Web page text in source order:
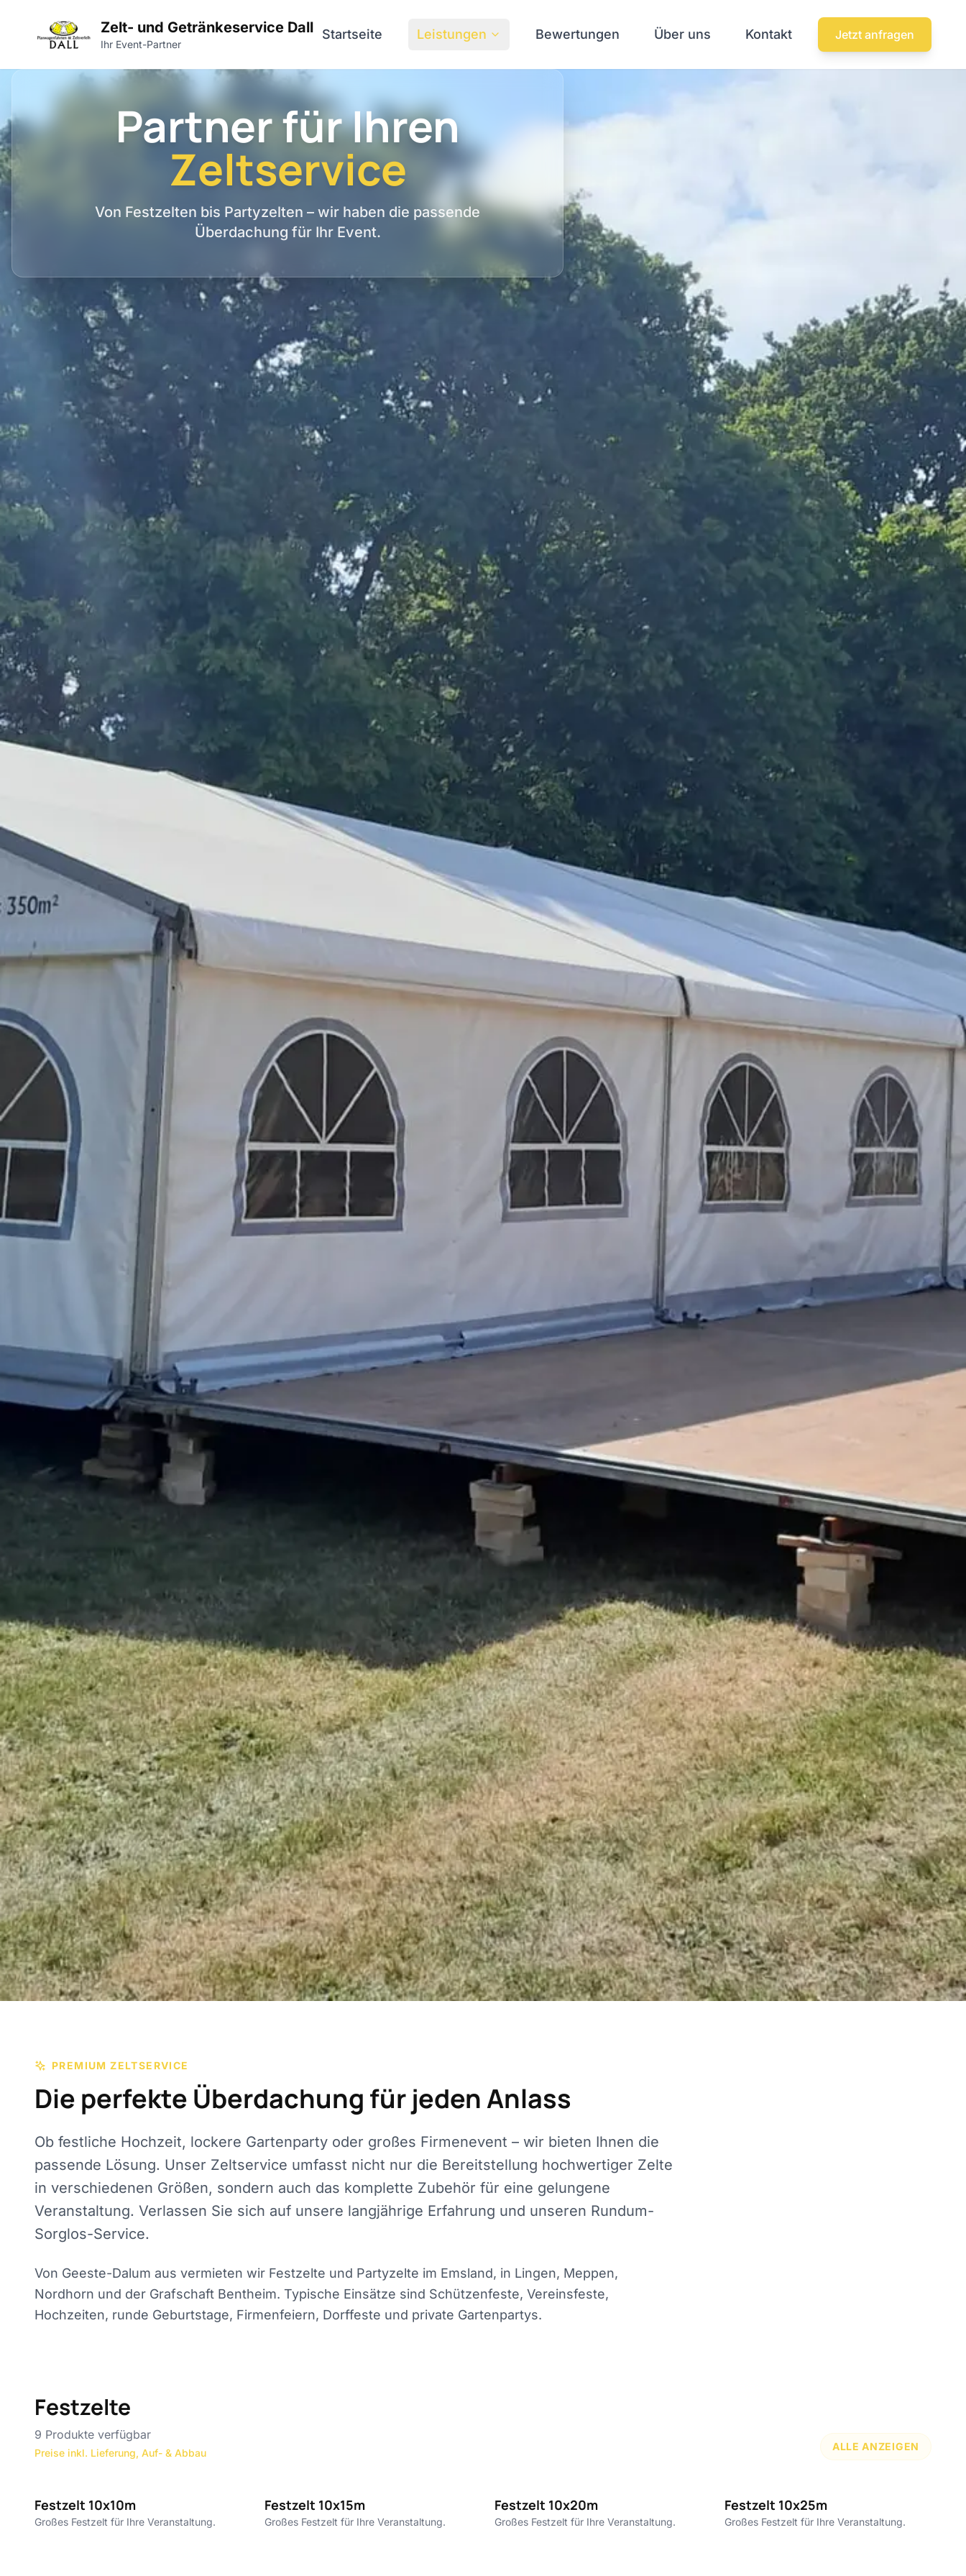
Zelt- und Getränkeservice Dall
Ihr Event-Partner
Startseite Leistungen Bewertungen Über uns Kontakt Jetzt anfragen
Partner für Ihren
Zeltservice
Von Festzelten bis Partyzelten – wir haben die passende
Überdachung für Ihr Event.
PREMIUM ZELTSERVICE
Die perfekte Überdachung für jeden Anlass
Ob festliche Hochzeit, lockere Gartenparty oder großes Firmenevent – wir bieten Ihnen die
passende Lösung. Unser Zeltservice umfasst nicht nur die Bereitstellung hochwertiger Zelte
in verschiedenen Größen, sondern auch das komplette Zubehör für eine gelungene
Veranstaltung. Verlassen Sie sich auf unsere langjährige Erfahrung und unseren Rundum-
Sorglos-Service.
Von Geeste-Dalum aus vermieten wir Festzelte und Partyzelte im Emsland, in Lingen, Meppen,
Nordhorn und der Grafschaft Bentheim. Typische Einsätze sind Schützenfeste, Vereinsfeste,
Hochzeiten, runde Geburtstage, Firmenfeiern, Dorffeste und private Gartenpartys.
Festzelte
9 Produkte verfügbar
Preise inkl. Lieferung, Auf- & Abbau
ALLE ANZEIGEN
Festzelt 10x10m
Großes Festzelt für Ihre Veranstaltung.
Festzelt 10x15m
Großes Festzelt für Ihre Veranstaltung.
Festzelt 10x20m
Großes Festzelt für Ihre Veranstaltung.
Festzelt 10x25m
Großes Festzelt für Ihre Veranstaltung.